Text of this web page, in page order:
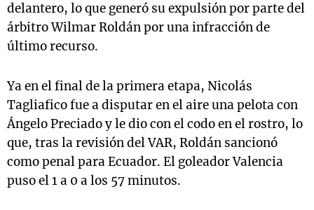
delantero, lo que generó su expulsión por parte del
árbitro Wilmar Roldán por una infracción de
último recurso.
Ya en el final de la primera etapa, Nicolás
Tagliafico fue a disputar en el aire una pelota con
Ángelo Preciado y le dio con el codo en el rostro, lo
que, tras la revisión del VAR, Roldán sancionó
como penal para Ecuador. El goleador Valencia
puso el 1 a 0 a los 57 minutos.